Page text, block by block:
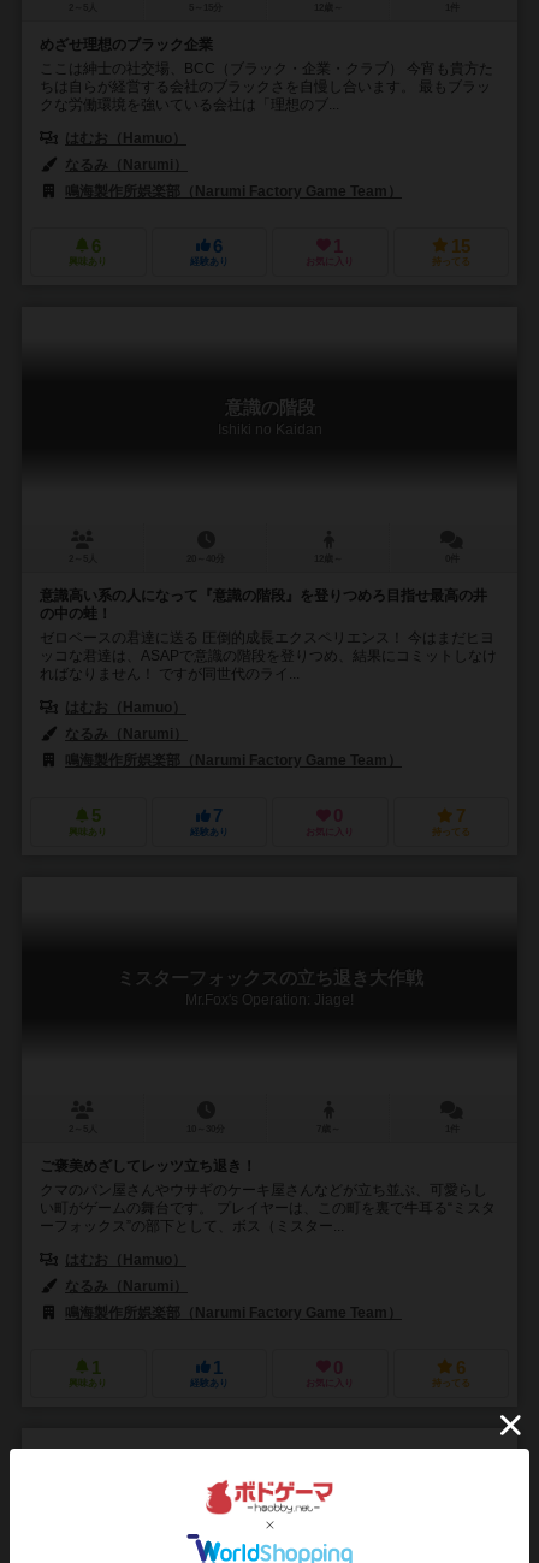
めざせ理想のブラック企業
ここは紳士の社交場、BCC（ブラック・企業・クラブ） 今宵も貴方た
ちは自らが経営する会社のブラックさを自慢し合います。 最もブラッ
クな労働環境を強いている会社は「理想のブ...
はむお（Hamuo）
なるみ（Narumi）
鳴海製作所娯楽部（Narumi Factory Game Team）
6
興味あり
6
経験あり
1
お気に入り
15
持ってる
意識の階段
Ishiki no Kaidan
意識高い系の人になって『意識の階段』を登りつめろ目指せ最高の井
の中の蛙！
ゼロベースの君達に送る 圧倒的成長エクスペリエンス！ 今はまだヒヨ
ッコな君達は、ASAPで意識の階段を登りつめ、結果にコミットしなけ
ればなりません！ ですが同世代のライ...
はむお（Hamuo）
なるみ（Narumi）
鳴海製作所娯楽部（Narumi Factory Game Team）
5
興味あり
7
経験あり
0
お気に入り
7
持ってる
ミスターフォックスの立ち退き大作戦
Mr.Fox's Operation: Jiage!
ご褒美めざしてレッツ立ち退き！
クマのパン屋さんやウサギのケーキ屋さんなどが立ち並ぶ、可愛らし
い町がゲームの舞台です。 プレイヤーは、この町を裏で牛耳る“ミスタ
ーフォックス”の部下として、ボス（ミスター...
はむお（Hamuo）
なるみ（Narumi）
鳴海製作所娯楽部（Narumi Factory Game Team）
1
興味あり
1
経験あり
0
お気に入り
6
持ってる
パーフェクトホワイト
Perfect White